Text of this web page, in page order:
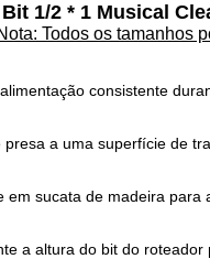
1/2 * 1 Musical
Todos os tamanhos
consistente
a uma superfície de
em sucata de madeira
a altura do bit do